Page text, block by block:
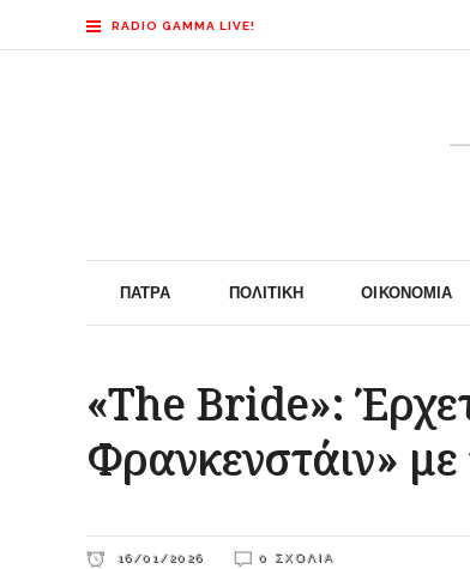
RADIO GAMMA LIVE!
ΠΆΤΡΑ ΠΟΛΙΤΙΚΉ ΟΙΚΟΝΟΜΊΑ
«The Bride»:
Φρανκενστάιν»
16/01/2026 0 ΣΧΌΛΙΑ